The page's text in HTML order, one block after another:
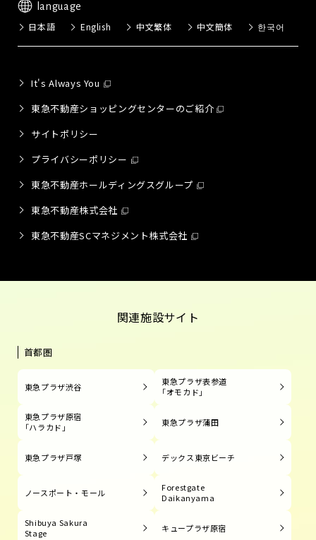
language
日本語 English 中文繁体 中文簡体 한국어
It's Always You
東急不動産ショッピングセンターのご紹介
サイトポリシー
プライバシーポリシー
東急不動産ホールディングスグループ
東急不動産株式会社
東急不動産SCマネジメント株式会社
関連施設サイト
首都圏
東急プラザ渋谷
東急プラザ表参道
「オモカド」
東急プラザ原宿
「ハラカド」
東急プラザ蒲田
東急プラザ戸塚 デックス東京ビーチ
ノースポート・モール
Forestgate
Daikanyama
Shibuya Sakura
Stage
キュープラザ原宿